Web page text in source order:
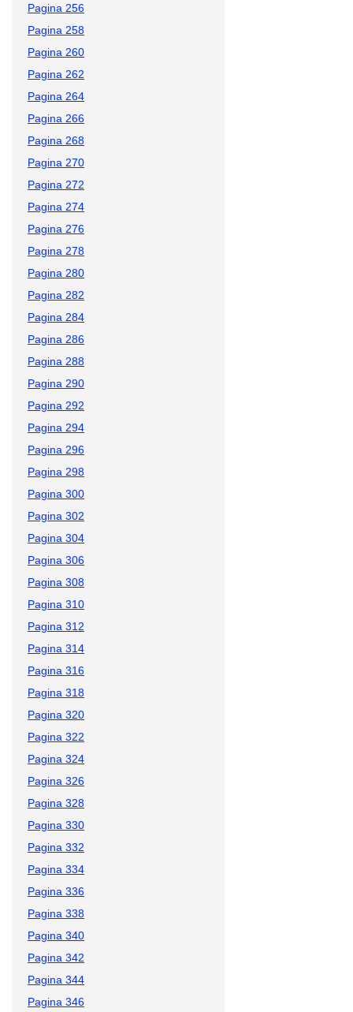
Pagina 256
Pagina 258
Pagina 260
Pagina 262
Pagina 264
Pagina 266
Pagina 268
Pagina 270
Pagina 272
Pagina 274
Pagina 276
Pagina 278
Pagina 280
Pagina 282
Pagina 284
Pagina 286
Pagina 288
Pagina 290
Pagina 292
Pagina 294
Pagina 296
Pagina 298
Pagina 300
Pagina 302
Pagina 304
Pagina 306
Pagina 308
Pagina 310
Pagina 312
Pagina 314
Pagina 316
Pagina 318
Pagina 320
Pagina 322
Pagina 324
Pagina 326
Pagina 328
Pagina 330
Pagina 332
Pagina 334
Pagina 336
Pagina 338
Pagina 340
Pagina 342
Pagina 344
Pagina 346